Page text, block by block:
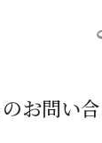
お問い